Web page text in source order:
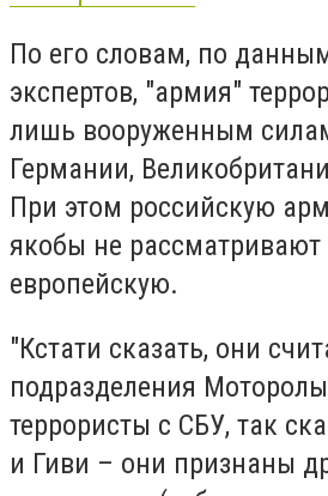
По его словам, по
экспертов, "армия"
лишь вооруженным
Германии,
При этом российскую
якобы не рассматривают
европейскую.
"Кстати сказать, они
подразделения
террористы с СБУ, так
и Гиви – они признаны